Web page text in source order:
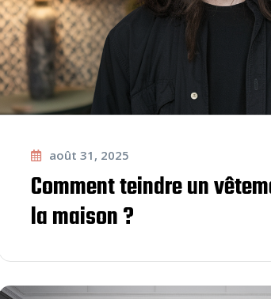
août 31, 2025
Comment teindre un
la maison ?